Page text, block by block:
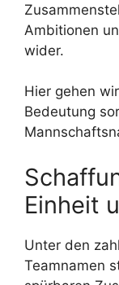
Ambitionen
wider.
Hier gehen
Bedeutung
Einheit
Unter den
Teamnamen